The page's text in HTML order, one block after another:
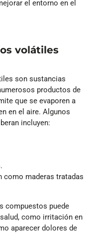
el entorno en el
volátiles
son sustancias
productos de
que se evaporen a
en el aire. Algunos
incluyen:
como maderas tratadas
compuestos puede
como irritación en
aparecer dolores de